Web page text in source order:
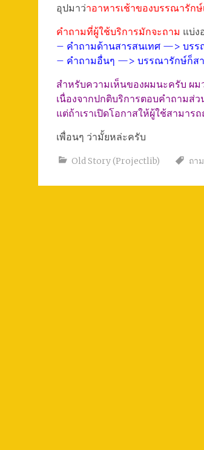
อุปมาว่าอาหารเช้าของบรรณารัก
คำถามที่ผู้ใช้บริการมักจะถาม แบ่ง
– คำถามด้านสารสนเทศ —> บร
– คำถามอื่นๆ —> บรรณารักษ์ก็สา
สำหรับความเห็นของผมนะครับ ผ
เนื่องจากปกติบริการตอบคำถามส่
แต่ถ้าเราเปิดโอกาสให้ผู้ใช้สามา
เพื่อนๆ ว่ามั้ยหล่ะครับ
Old Story (Projectlib) ถา